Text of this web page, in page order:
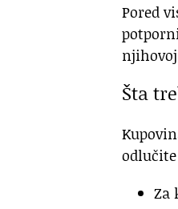
Pored
Šta
Za